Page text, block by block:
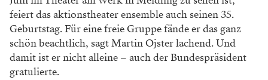
feiert das aktionstheater ensemble auch seinen 35.
Geburtstag. Für eine freie Gruppe fände er das ganz
schön beachtlich, sagt Martin Ojster lachend. Und
damit ist er nicht alleine – auch der Bundespräsident
gratulierte.